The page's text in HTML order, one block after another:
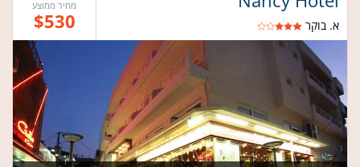
א. בוקר
מחיר ממוצע
$530